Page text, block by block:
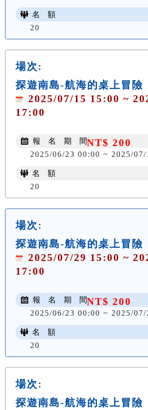
名 額
20
場次:
探遊南島-航海的桌上冒險
2025/07/15 15:00 ~
17:00
NT$ 200
報 名 期 間
2025/06/23 00:00 ~ 2025/07/
名 額
20
場次:
探遊南島-航海的桌上冒險
2025/07/29 15:00 ~
17:00
NT$ 200
報 名 期 間
2025/06/23 00:00 ~ 2025/07/
名 額
20
場次:
探遊南島-航海的桌上冒險